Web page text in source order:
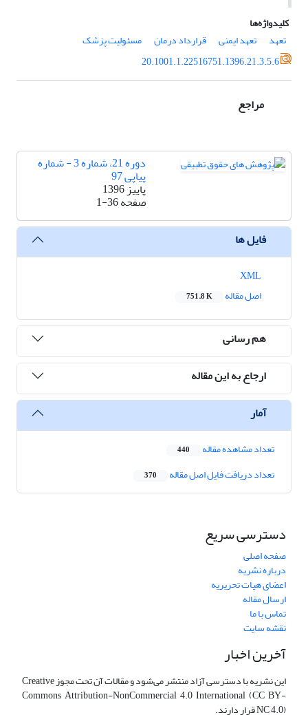
کلیدواژه‌ها
تعهد
تعهد ایمنی قرارداد درمان
مسئولیت پزشک
20.1001.1.22516751.1396.21.3.5.6
مراجع
دوره 21، شماره 3 - شماره
پیاپی 97
پاییز 1396
صفحه1-36
فایل ها
اصل مقاله
751.8 K
هم رسانی
ارجاع به این مقاله
آمار
تعداد مشاهده مقاله 440
تعداد دریافت فایل اصل مقاله 370
دسترسی سریع
صفحه اصلی
درباره نشریه
اعضای هیات تحریریه
ارسال مقاله
تماس با ما
نقشه سایت
آخرین اخبار
این نشریه با دسترسی آزاد منتشر می‌شود و مقالات آن تحت مجوز Creative
Commons Attribution-NonCommercial 4.0 International (CC BY-
NC 4.0) قرار دارند.